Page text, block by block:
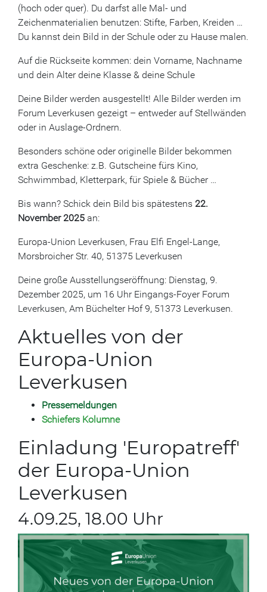
(hoch oder quer). Du darfst alle Mal- und
Zeichenmaterialien benutzen: Stifte, Farben, Kreiden …
Du kannst dein Bild in der Schule oder zu Hause malen.
Auf die Rückseite kommen: dein Vorname, Nachname
und dein Alter deine Klasse & deine Schule
Deine Bilder werden ausgestellt! Alle Bilder werden im
Forum Leverkusen gezeigt – entweder auf Stellwänden
oder in Auslage-Ordnern.
Besonders schöne oder originelle Bilder bekommen
extra Geschenke: z.B. Gutscheine fürs Kino,
Schwimmbad, Kletterpark, für Spiele & Bücher …
Bis wann? Schick dein Bild bis spätestens 22.
November 2025 an:
Europa-Union Leverkusen, Frau Elfi Engel-Lange,
Morsbroicher Str. 40, 51375 Leverkusen
Deine große Ausstellungseröffnung: Dienstag, 9.
Dezember 2025, um 16 Uhr Eingangs-Foyer Forum
Leverkusen, Am Büchelter Hof 9, 51373 Leverkusen.
Aktuelles von der
Europa-Union
Leverkusen
Pressemeldungen
Schiefers Kolumne
Einladung 'Europatreff'
der Europa-Union
Leverkusen
4.09.25, 18.00 Uhr